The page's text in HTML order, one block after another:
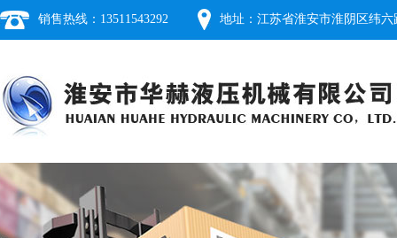
销售热线：13511543292 地址：江苏省淮安市淮阴区纬六